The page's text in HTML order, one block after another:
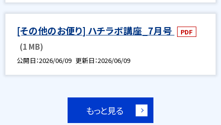
[その他のお便り] ハチラボ講座_7月号 PDF
(1 MB)
公開日 2026/06/09 更新日 2026/06/09
もっと見る